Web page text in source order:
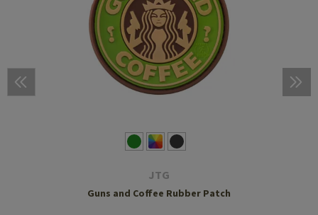
JTG
Guns and Coffee Rubber Patch